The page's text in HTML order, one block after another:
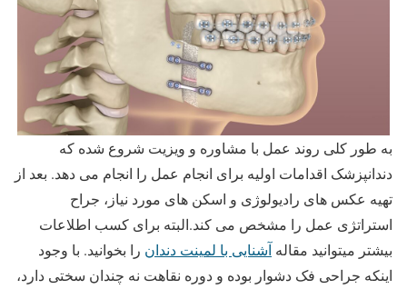
به طور کلی روند عمل با مشاوره و ویزیت شروع شده که
دندانپزشک اقدامات اولیه برای انجام عمل را انجام می دهد. بعد از
تهیه عکس های رادیولوژی و اسکن های مورد نیاز، جراح
استراتژی عمل را مشخص می کند.البته برای کسب اطلاعات
بیشتر میتوانید مقاله آشنایی با لمینت دندان را بخوانید. با وجود
اینکه جراحی فک دشوار بوده و دوره نقاهت نه چندان سختی دارد،